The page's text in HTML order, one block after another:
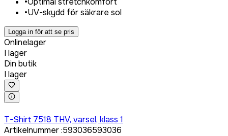
•UV-skydd för säkrare sol
Logga in för att se pris
Onlinelager
I lager
Din butik
I lager
T-Shirt 7518 THV, varsel, klass 1
Artikelnummer:593036593036